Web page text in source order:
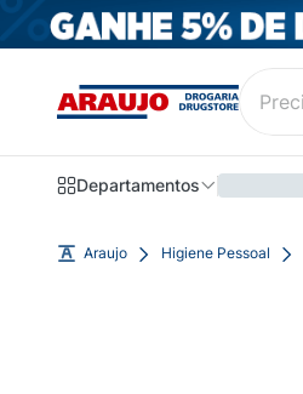
Departamentos
Araujo Higiene Pessoal